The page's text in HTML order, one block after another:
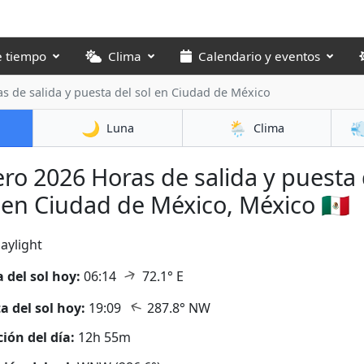
tiempo Clima Calendario y eventos
de salida y puesta del sol en Ciudad de México
🌙 Luna 🌦️ Clima
2026 Horas de salida y puesta
Ciudad de México, México 🇲🇽
del sol hoy: 06:14 ↑ 72.1° E
del sol hoy: 19:09 ↑ 287.8° NW
del día: 12h 55m